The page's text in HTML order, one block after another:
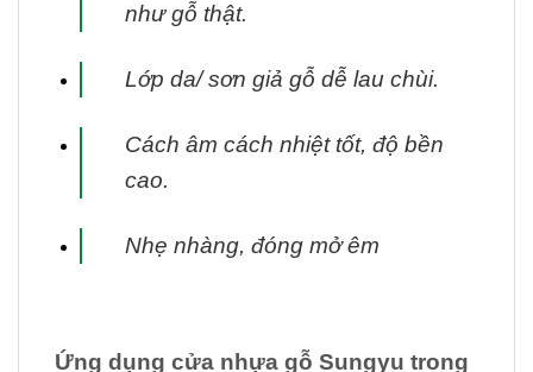
như gỗ thật.
Lớp da/ sơn giả gỗ dễ lau chùi.
Cách âm cách nhiệt tốt, độ bền
cao.
Nhẹ nhàng, đóng mở êm
Ứng dụng cửa nhựa gỗ Sungyu trong